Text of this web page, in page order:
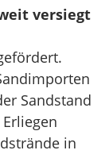
versiegt
Sandstand
in